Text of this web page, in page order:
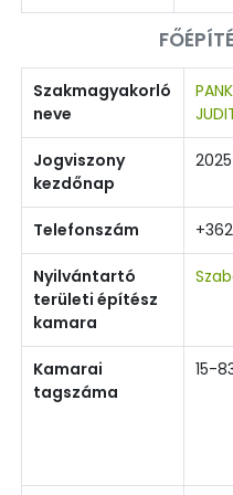
Szakmagyakorló
neve
Jogviszony
kezdőnap
Telefonszám
Nyilvántartó
területi építész
kamara
Kamarai
tagszáma
15-